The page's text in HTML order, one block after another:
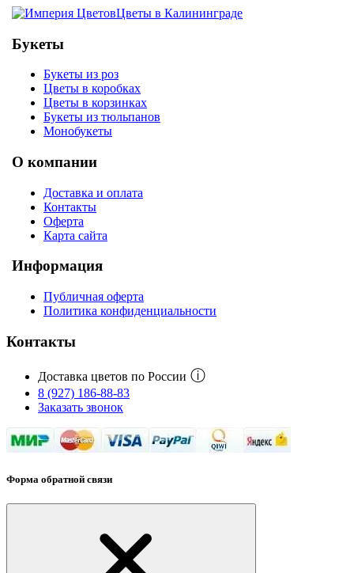
Цветы в Калининграде
Букеты
Букеты из роз
Цветы в коробках
Цветы в корзинках
Букеты из тюльпанов
Монобукеты
О компании
Доставка и оплата
Контакты
Оферта
Карта сайта
Информация
Публичная оферта
Политика конфиденциальности
Контакты
Доставка цветов по России ⓘ
8 (927) 186-88-83
Заказать звонок
Форма обратной связи